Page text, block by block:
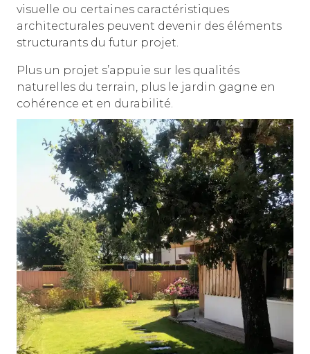
visuelle ou certaines caractéristiques
architecturales peuvent devenir des éléments
structurants du futur projet.
Plus un projet s’appuie sur les qualités
naturelles du terrain, plus le jardin gagne en
cohérence et en durabilité.